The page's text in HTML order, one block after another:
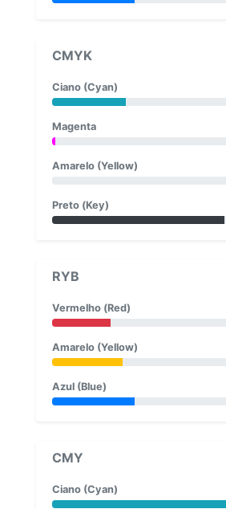
CMYK
Ciano (Cyan)
Magenta
Amarelo (Yellow)
Preto (Key)
RYB
Vermelho (Red)
Amarelo (Yellow)
Azul (Blue)
CMY
Ciano (Cyan)